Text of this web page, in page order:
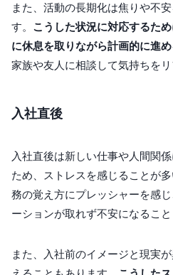
また、活動の長期化は焦りや不
す。 こうした状況に対応するた
に休息を取りながら計画的に進め
家族や友人に相談して気持ちをリ
入社直後
入社直後は新しい仕事や人間関
ため、ストレスを感じることが
務の覚え方にプレッシャーを感
ーションが取れず不安になること
また、入社前のイメージと現実